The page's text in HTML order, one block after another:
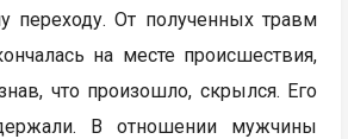
переходу. От полученных травм
на месте происшествия,
что произошло, скрылся. Его
В отношении мужчины